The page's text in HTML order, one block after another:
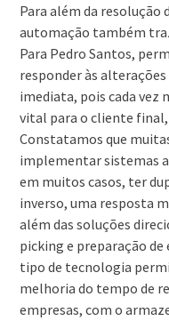
Para além da resolução
automação também
Para Pedro Santos,
responder às
imediata, pois cada vez
vital para o cliente final,
Constatamos que
implementar sistemas
em muitos casos, ter
inverso, uma resposta
além das soluções
picking e preparação de
tipo de tecnologia
melhoria do tempo de
empresas, com o